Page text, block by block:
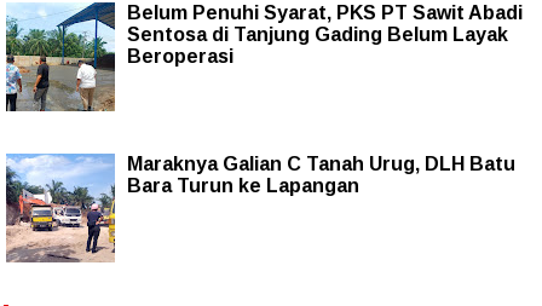
Belum Penuhi Syarat, PKS PT Sawit Abadi
Sentosa di Tanjung Gading Belum Layak
Beroperasi
Maraknya Galian C Tanah Urug, DLH Batu
Bara Turun ke Lapangan